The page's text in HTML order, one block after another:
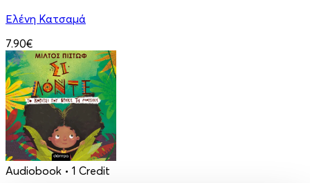
Ελένη Κατσαμά
7.90€
Audiobook • 1 Credit